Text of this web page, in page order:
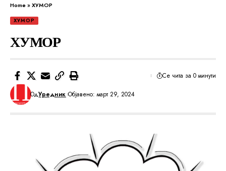
Home»ХУМОР
ХУМОР
ХУМОР
ОдУредник Објавено: март 29, 2024
Се чита за 0 минути